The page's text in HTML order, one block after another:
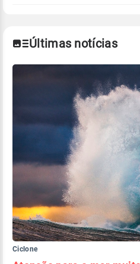
Últimas notícias
Ciclone